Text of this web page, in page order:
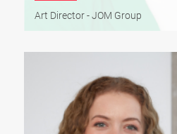
Art Director - JOM Group